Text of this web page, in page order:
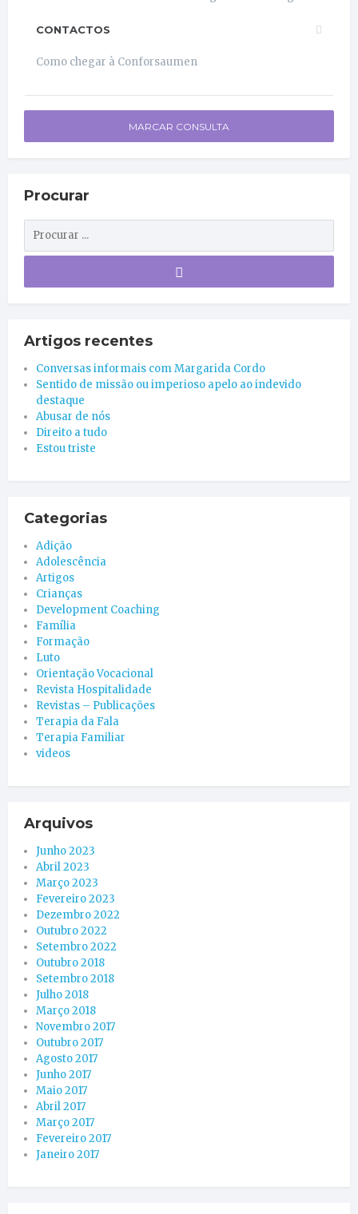
CONTACTOS
Como chegar à Conforsaumen
MARCAR CONSULTA
Procurar
Artigos recentes
Conversas informais com Margarida Cordo
Sentido de missão ou imperioso apelo ao indevido
destaque
Abusar de nós
Direito a tudo
Estou triste
Categorias
Adição
Adolescência
Artigos
Crianças
Development Coaching
Família
Formação
Luto
Orientação Vocacional
Revista Hospitalidade
Revistas – Publicações
Terapia da Fala
Terapia Familiar
videos
Arquivos
Junho 2023
Abril 2023
Março 2023
Fevereiro 2023
Dezembro 2022
Outubro 2022
Setembro 2022
Outubro 2018
Setembro 2018
Julho 2018
Março 2018
Novembro 2017
Outubro 2017
Agosto 2017
Junho 2017
Maio 2017
Abril 2017
Março 2017
Fevereiro 2017
Janeiro 2017